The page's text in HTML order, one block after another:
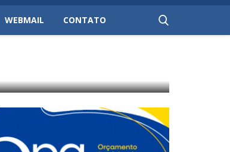
WEBMAIL CONTATO